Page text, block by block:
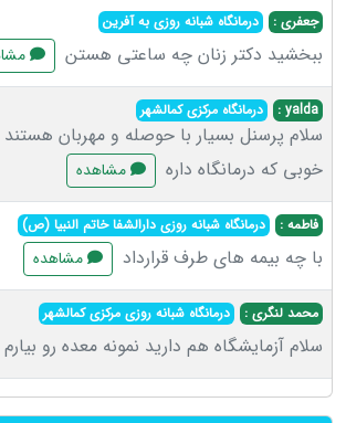
جعفری : درمانگاه شبانه روزی به آفرین
ببخشید دکتر زنان چه ساعتی هستن
yalda : درمانگاه مرکزی کمالشهر
سلام پرسنل بسیار با حوصله و مهربان
خوبی که درمانگاه داره
مشاهده
فاطمه : درمانگاه شبانه روزی دارالشفا خاتم النبیا (ص)
با چه بیمه های طرف قرارداد مشاهده
محمد لنگری : درمانگاه شبانه روزی مرکزی کمالشهر
سلام آزمایشگاه هم دارید نمونه معده رو بیارم